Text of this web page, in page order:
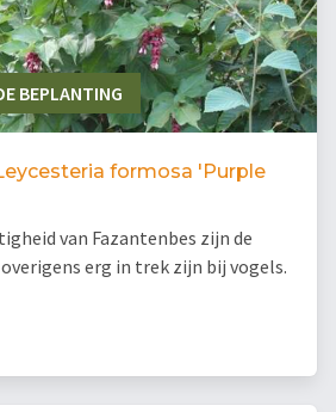
BEPLANTING
formosa 'Purple
van Fazantenbes zijn de
erg in trek zijn bij vogels.